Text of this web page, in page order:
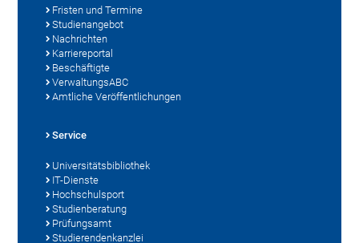
Fristen und Termine
Studienangebot
Nachrichten
Karriereportal
Beschäftigte
VerwaltungsABC
Amtliche Veröffentlichungen
Service
Universitätsbibliothek
IT-Dienste
Hochschulsport
Studienberatung
Prüfungsamt
Studierendenkanzlei